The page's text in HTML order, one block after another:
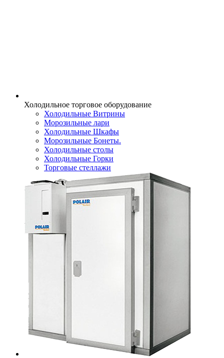
Холодильное торговое оборудование
Холодильные Витрины
Морозильные лари
Холодильные Шкафы
Морозильные Бонеты.
Холодильные столы
Холодильные Горки
Торговые стеллажи